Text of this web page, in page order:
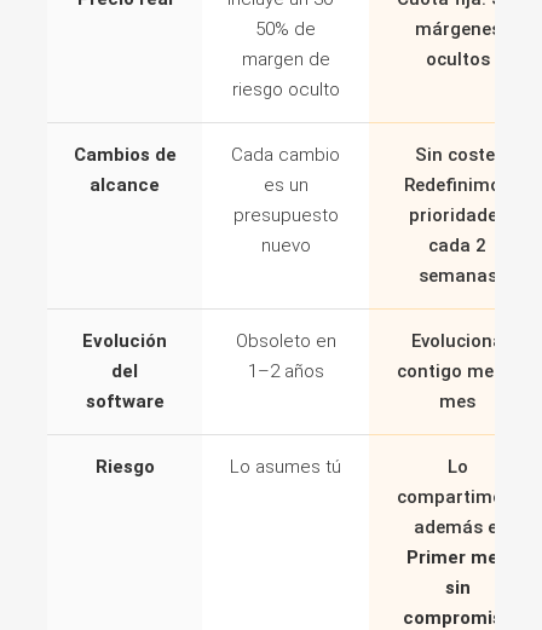
50% de
margen de
riesgo oculto
márgenes
ocultos
Cambios de
alcance
Cada cambio
es un
presupuesto
nuevo
Sin coste.
Redefinimos
prioridades
cada 2
semanas
Evolución
del
software
Obsoleto en
1–2 años
Evoluciona
contigo mes a
mes
Riesgo Lo asumes tú
Lo
compartimos,
además el
Primer mes
sin
compromiso